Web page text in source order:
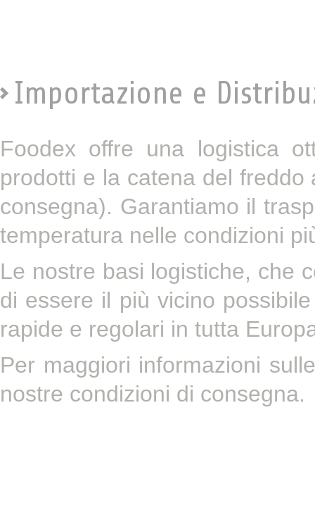
Importazione e
Foodex offre una logistica
prodotti e la catena del
consegna). Garantiamo il
temperatura nelle condizioni
Le nostre basi logistiche, che
di essere il più vicino
rapide e regolari in tutta
Per maggiori informazioni
nostre condizioni di consegna.